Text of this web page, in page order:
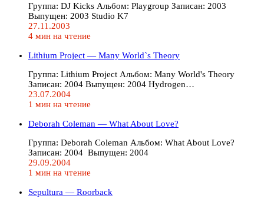
Группа: DJ Kicks Альбом: Playgroup Записан: 2003
Выпущен: 2003 Studio K7
27.11.2003
4 мин на чтение
Lithium Project — Many World`s Theory
Группа: Lithium Project Альбом: Many World's Theory
Записан: 2004 Выпущен: 2004 Hydrogen…
23.07.2004
1 мин на чтение
Deborah Coleman — What About Love?
Группа: Deborah Coleman Альбом: What About Love?
Записан: 2004 Выпущен: 2004
29.09.2004
1 мин на чтение
Sepultura — Roorback